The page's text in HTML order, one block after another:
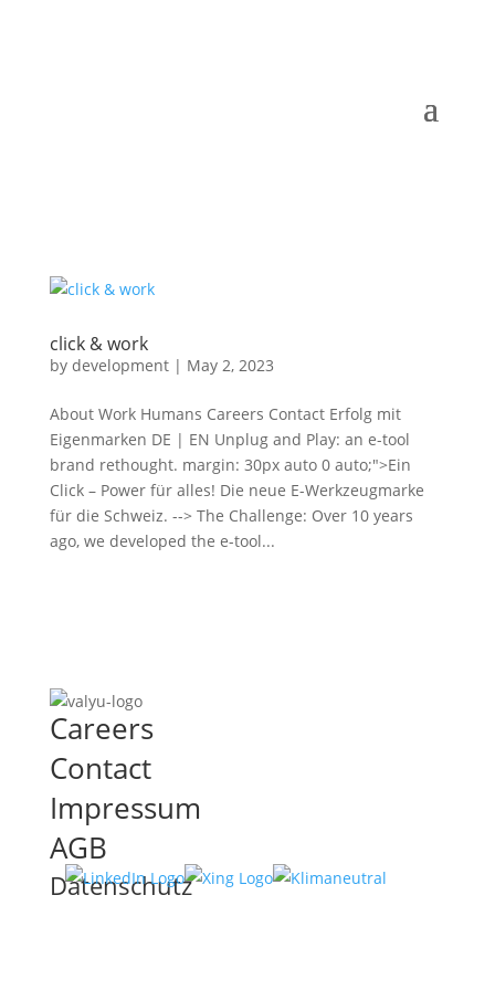
click & work
by development| May 2, 2023
About Work Humans Careers Contact Erfolg mit
Eigenmarken DE | EN Unplug and Play: an e-tool
brand rethought. margin: 30px auto 0 auto;">Ein
Click – Power für alles! Die neue E-Werkzeugmarke
für die Schweiz. --> The Challenge: Over 10 years
ago, we developed the e-tool...
Careers
Contact
Impressum
AGB
Datenschutz